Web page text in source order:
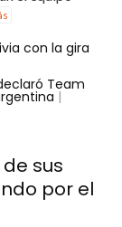
con la gira
Team
|
sus
por el